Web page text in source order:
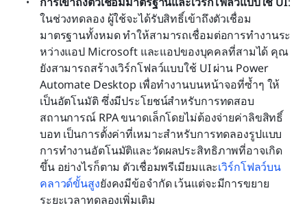
ในช่วงทดลอง ผู้ใช้จะได้รับสิทธิ์เข้าถึงตัวเชื่อม
มาตรฐานทั้งหมด ทำให้สามารถเชื่อมต่อการทำงานระ
หว่างแอป Microsoft และแอปของบุคคลที่สามได้ คุณ
ยังสามารถสร้างเวิร์กโฟลว์แบบใช้ UI ผ่าน Power
Automate Desktop เพื่อทำงานบนหน้าจอที่ซ้ำๆ ให้
เป็นอัตโนมัติ ซึ่งมีประโยชน์สำหรับการทดสอบ
สถานการณ์ RPA ขนาดเล็กโดยไม่ต้องจ่ายค่าลิขสิทธิ์
บอท เป็นการตั้งค่าที่เหมาะสำหรับการทดลองรูปแบบ
การทำงานอัตโนมัติและวัดผลประสิทธิภาพที่อาจเกิด
ขึ้น อย่างไรก็ตาม ตัวเชื่อมพรีเมียมและเวิร์กโฟลว์บน
คลาวด์ขั้นสูงยังคงมีข้อจำกัด เว้นแต่จะมีการขยาย
ระยะเวลาทดลองเพิ่มเติม